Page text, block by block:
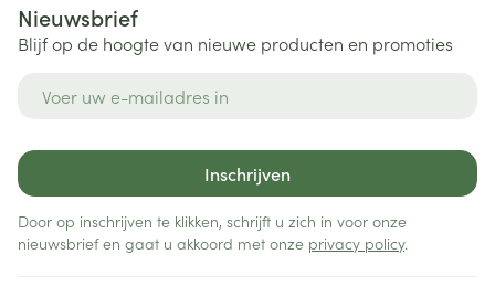
Nieuwsbrief
Blijf op de hoogte van nieuwe producten en promoties
Inschrijven
Door op inschrijven te klikken, schrijft u zich in voor onze
nieuwsbrief en gaat u akkoord met onze privacy policy.